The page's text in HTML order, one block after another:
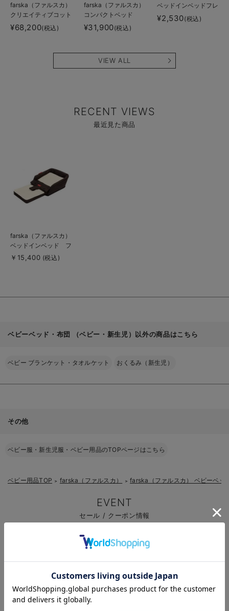
farska（ファルスカ）
クリエイティブコット
¥68,200(税込)
farska（ファルスカ）
コンパクトベッド
Free
¥31,900(税込)
ベッドインベッドフレ
ックス用敷きパッド
Cool
¥2,530(税込)
VIEW ALL
RECENT VIEWS
最近見た商品
商
品
詳
を
farska（ファルスカ）
ベッドインベッド フ
レックス
￥15,400 (税込)
ベビーベッド・布団 （ベビー・新生児）以外の商品はこちら
ベビー ブランケット・タオルケット おくるみ（新生児）
その他
ベビー服・新生児服・ベビー用品のTOPページはこちら
ベビー用品TOP ＞ farska（ファルスカ） ＞ farska（ファルスカ） ベビーベッ
EVENT
セール / クーポン情報
お気に入り商品を確認する